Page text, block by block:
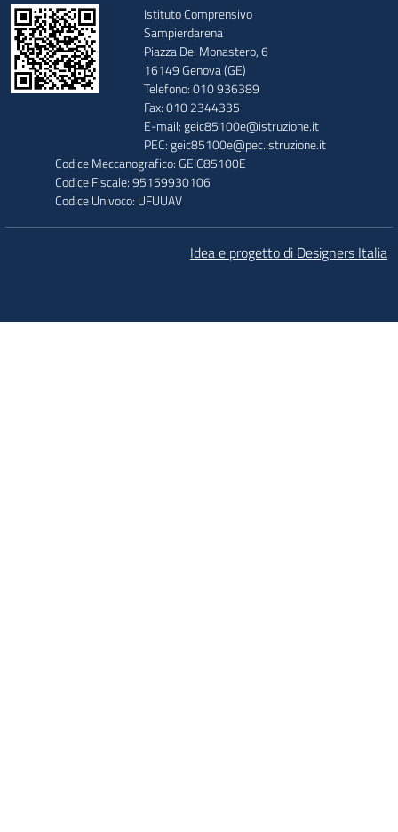
Istituto Comprensivo
Sampierdarena
Piazza Del Monastero, 6
16149 Genova (GE)
Telefono: 010 936389
Fax: 010 2344335
E-mail: geic85100e@istruzione.it
PEC: geic85100e@pec.istruzione.it
Codice Meccanografico: GEIC85100E
Codice Fiscale: 95159930106
Codice Univoco: UFUUAV
Idea e progetto di Designers Italia